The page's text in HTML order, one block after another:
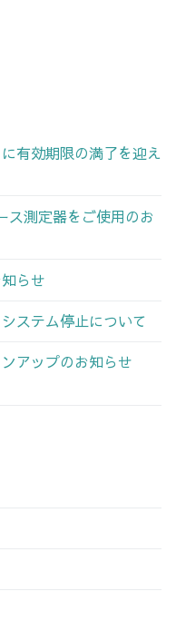
有効期限の満了を迎え
ス測定器をご使用のお
らせ
ステム停止について
アップのお知らせ